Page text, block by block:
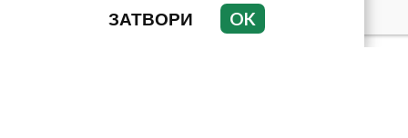
ЗАТВОРИ OK